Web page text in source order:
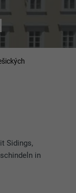
Sidings,
in